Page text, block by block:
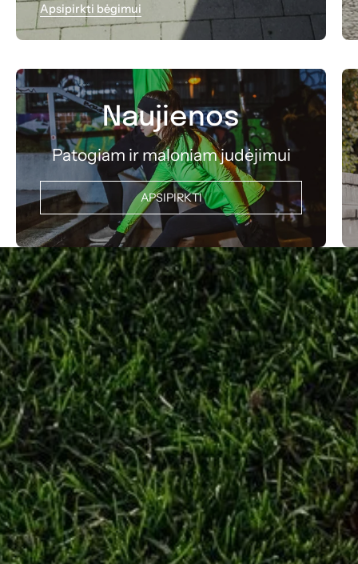
Apsipirkti bėgimui
Naujienos
Patogiam ir maloniam judėjimui
APSIPIRKTI